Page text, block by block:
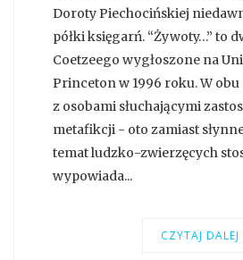
Doroty Piechocińskiej
półki księgarń. “Żywoty…” to
Coetzeego wygłoszone na
Princeton w 1996 roku. W obu
z osobami słuchającymi
metafikcji - oto zamiast
temat ludzko-zwierzęcych
wypowiada...
CZYTAJ DALEJ